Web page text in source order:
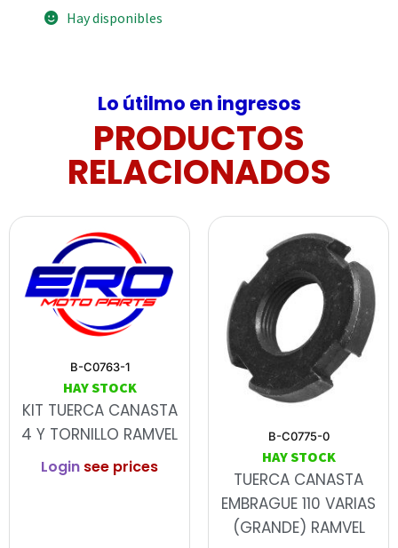
Hay disponibles
Lo útilmo en ingresos
PRODUCTOS
RELACIONADOS
B-C0763-1
HAY STOCK
KIT TUERCA CANASTA
4 Y TORNILLO RAMVEL
Login see prices
B-C0775-0
HAY STOCK
TUERCA CANASTA
EMBRAGUE 110 VARIAS
(GRANDE) RAMVEL